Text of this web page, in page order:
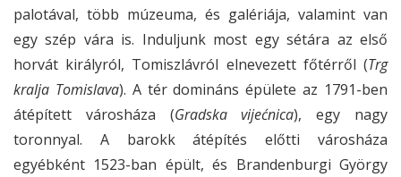
palotával, több múzeuma, és galériája, valamint van
egy szép vára is. Induljunk most egy sétára az első
horvát királyról, Tomiszlávról elnevezett főtérről (Trg
kralja Tomislava). A tér domináns épülete az 1791-ben
átépített városháza (Gradska vijećnica), egy nagy
toronnyal. A barokk átépítés előtti városháza
egyébként 1523-ban épült, és Brandenburgi György